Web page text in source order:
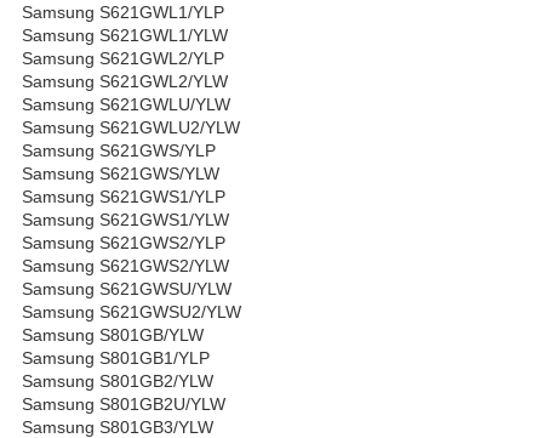
Samsung S621GWL1/YLP
Samsung S621GWL1/YLW
Samsung S621GWL2/YLP
Samsung S621GWL2/YLW
Samsung S621GWLU/YLW
Samsung S621GWLU2/YLW
Samsung S621GWS/YLP
Samsung S621GWS/YLW
Samsung S621GWS1/YLP
Samsung S621GWS1/YLW
Samsung S621GWS2/YLP
Samsung S621GWS2/YLW
Samsung S621GWSU/YLW
Samsung S621GWSU2/YLW
Samsung S801GB/YLW
Samsung S801GB1/YLP
Samsung S801GB2/YLW
Samsung S801GB2U/YLW
Samsung S801GB3/YLW